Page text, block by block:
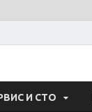
И СТО